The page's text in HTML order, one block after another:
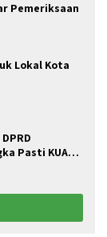
Pemeriksaan
Lokal Kota
Pasti KUA